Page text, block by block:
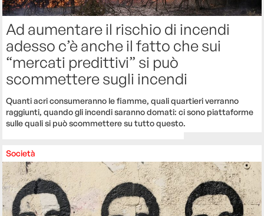
Ad aumentare il rischio di incendi
adesso c’è anche il fatto che sui
“mercati predittivi” si può
scommettere sugli incendi
Quanti acri consumeranno le fiamme, quali quartieri verranno
raggiunti, quando gli incendi saranno domati: ci sono piattaforme
sulle quali si può scommettere su tutto questo.
Società